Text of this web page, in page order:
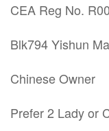
CEA Reg No.
Blk794 Yishun
Chinese Owner
Prefer 2 Lady or